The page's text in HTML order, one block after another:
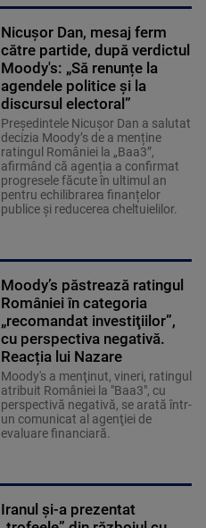
Nicușor Dan, mesaj ferm
către partide, după verdictul
Moody's: „Să renunțe la
agendele politice şi la
discursul electoral”
Președintele Nicușor Dan a salutat
decizia Moody’s de a menține
ratingul României la „Baa3”,
afirmând că agenția a confirmat
progresele făcute în ultimul an
pentru echilibrarea finanțelor
publice și reducerea cheltuielilor.
Moody’s păstrează ratingul
României în categoria
„recomandat investiţiilor”,
cu perspectiva negativă.
Reacția lui Nazare
Moody's a menţinut, vineri, ratingul
atribuit României la "Baa3", cu
perspectivă negativă, se arată într-
un comunicat al agenţiei de
evaluare financiară.
Iranul și-a prezentat